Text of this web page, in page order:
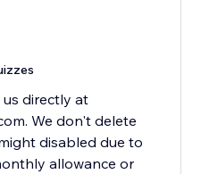
directly at
We don't delete
disabled due to
allowance or